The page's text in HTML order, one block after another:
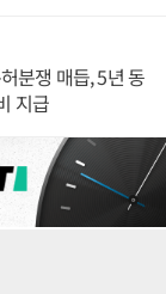
분쟁 매듭, 5년 동
지급